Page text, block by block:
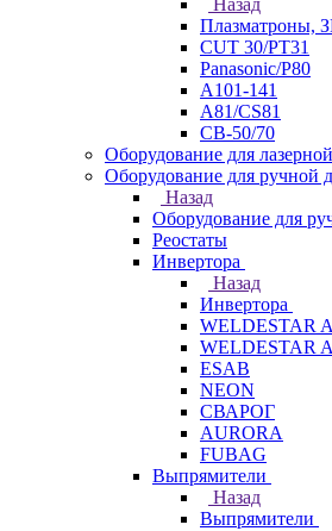
Назад
Плазматроны,
CUT 30/PT31
Panasonic/P80
А101-141
А81/CS81
СВ-50/70
Оборудование для
Оборудование для ручной
Назад
Оборудование для
Реостаты
Инвертора
Назад
Инвертора
WELDESTAR
WELDESTAR
ESAB
NEON
СВАРОГ
AURORA
FUBAG
Выпрямители
Назад
Выпрямители